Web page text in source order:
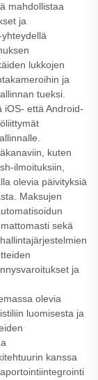
mahdollistaa
ja
lukkojen
ja
tueksi.
iOS- että Android-
kuten
ilmoituksiin,
olevia päivityksiä
Maksujen
sekä
ja
olevia
luomisesta ja
kanssa